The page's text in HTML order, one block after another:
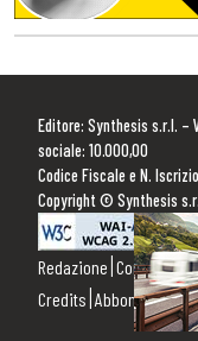
Editore: Synthesis s.r.l. –
sociale: 10.000,00
Codice Fiscale e N.
Copyright © Synthesis
Redazione Contattaci
Credits Abbonamenti